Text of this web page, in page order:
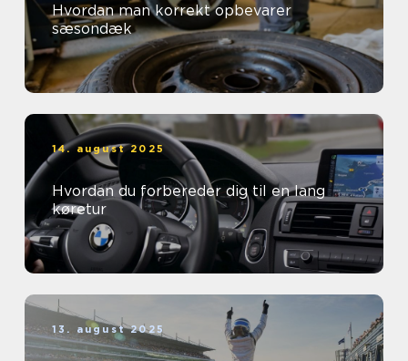
Hvordan man korrekt opbevarer
sæsondæk
14. august 2025
Hvordan du forbereder dig til en lang
køretur
13. august 2025